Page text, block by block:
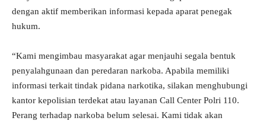
dengan aktif memberikan informasi kepada aparat penegak
hukum.
“Kami mengimbau masyarakat agar menjauhi segala bentuk
penyalahgunaan dan peredaran narkoba. Apabila memiliki
informasi terkait tindak pidana narkotika, silakan menghubungi
kantor kepolisian terdekat atau layanan Call Center Polri 110.
Perang terhadap narkoba belum selesai. Kami tidak akan